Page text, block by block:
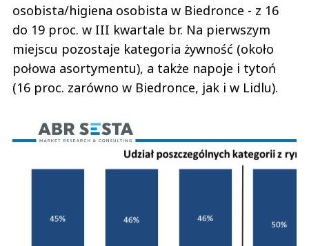
osobista/higiena osobista w Biedronce - z 16
do 19 proc. w III kwartale br. Na pierwszym
miejscu pozostaje kategoria żywność (około
połowa asortymentu), a także napoje i tytoń
(16 proc. zarówno w Biedronce, jak i w Lidlu).